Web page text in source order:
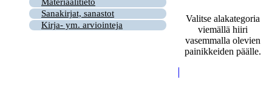
Materiaalitieto
Sanakirjat, sanastot
Kirja- ym. arviointeja
Valitse alakategoria
viemällä hiiri
vasemmalla olevien
painikkeiden päälle.